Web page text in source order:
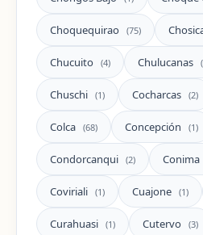
Choquequirao (75)
Chucuito (4) Chulucanas
Chuschi (1) Cocharcas (2)
Colca (68) Concepción (1)
Condorcanqui (2) Conima
Coviriali (1) Cuajone (1)
Curahuasi (1) Cutervo (3)